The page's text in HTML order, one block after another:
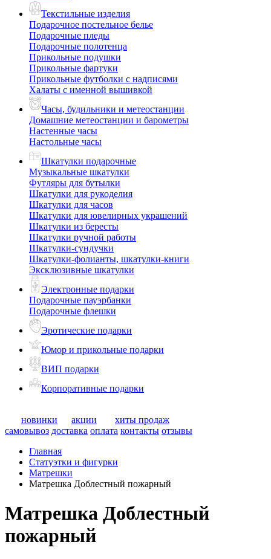
Текстильные изделия
Подарочное постельное белье
Подарочные пледы
Подарочные полотенца
Прикольные подушки
Прикольные фартуки
Прикольные футболки с надписями
Халаты с именной вышивкой
Часы, будильники и метеостанции
Домашние метеостанции и барометры
Настенные часы
Настольные часы
Шкатулки подарочные
Музыкальные шкатулки
Футляры для бутылки
Шкатулки для рукоделия
Шкатулки для часов
Шкатулки для ювелирных украшений
Шкатулки из бересты
Шкатулки ручной работы
Шкатулки-сундучки
Шкатулки-фолианты, шкатулки-книги
Эксклюзивные шкатулки
Электронные подарки
Подарочные пауэрбанки
Подарочные флешки
Эротические подарки
Юмор и прикольные подарки
ВИП подарки
Корпоративные подарки
новинки акции
хиты продаж
самовывоз доставка оплата контакты отзывы
Главная
Статуэтки и фигурки
Матрешки
Матрешка Доблестный пожарный
Матрешка Доблестный
пожарный